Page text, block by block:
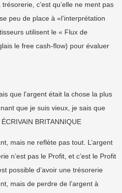
c’est qu’elle ne ment pas
peu de place à «l’interprétation
utilisent le « Flux de
le free cash-flow) pour évaluer
que l’argent était la chose la plus
que je suis vieux, je sais que
BRITANNIQUE
mais ne reflète pas tout. L’argent
n’est pas le Profit, et c’est le Profit
possible d’avoir une trésorerie
mais de perdre de l’argent à